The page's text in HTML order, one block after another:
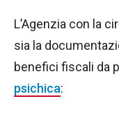
L’Agenzia con la
sia la
benefici fiscali da
psichica: